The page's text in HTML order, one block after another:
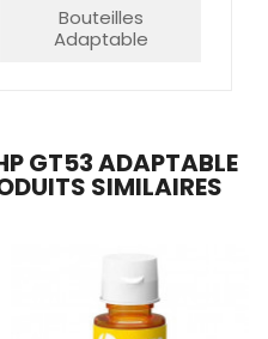
Bouteilles
Adaptable
GT53 ADAPTABLE
SIMILAIRES